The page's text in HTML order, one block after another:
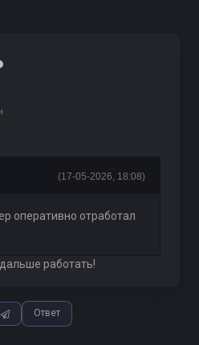
(17-05-2026, 18:08)
оперативно отработал
работать!
Ответ